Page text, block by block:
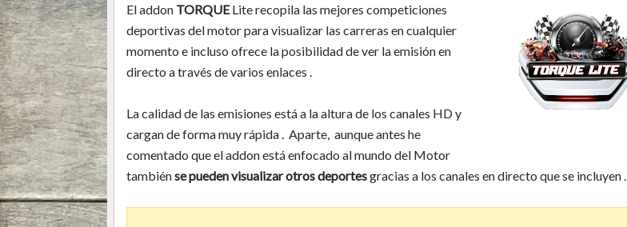
El addon TORQUELite recopila las mejores competiciones
deportivas del motor para visualizar las carreras en cualquier
momento e incluso ofrece la posibilidad de ver la emisión en
directo a través de varios enlaces .
La calidad de las emisiones está a la altura de los canales HD y
cargan de forma muy rápida . Aparte, aunque antes he
comentado que el addon está enfocado al mundo del Motor
tambiénse pueden visualizar otros deportesgracias a los canales en directo que se incluyen .